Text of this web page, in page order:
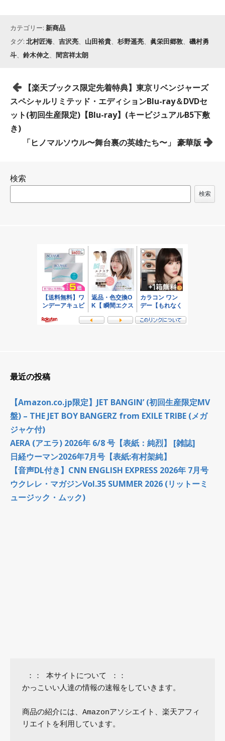
カテゴリー: 新商品
タグ: 北村匠海 吉沢亮 山田裕貴 杉野遥亮 眞栄田郷敦
磯村勇
斗
鈴木伸之 間宮祥太朗
投
稿
ナ
ビ
ョ
【楽天ブックス限定先着特典】東京リベンジャーズ
スペシャルリミテッド・エディションBlu-ray＆DVDセ
ット(初回生産限定)【Blu-ray】(キービジュアルB5下敷
き)
「ヒノマルソウル〜舞台裏の英雄たち〜」 豪華版
検索
検索
最近の投稿
【Amazon.co.jp限定】JET BANGIN’ (初回生産限定MV
盤) – THE JET BOY BANGERZ from EXILE TRIBE (メガ
ジャケ付)
AERA (アエラ) 2026年 6/8 号【表紙：純烈】 [雑誌]
日経ウーマン2026年7月号【表紙:有村架純】
【音声DL付き】CNN ENGLISH EXPRESS 2026年 7月号
ウクレレ・マガジンVol.35 SUMMER 2026 (リットーミ
ュージック・ムック)
かっこいい人達の情報の速報をしていきます。
商品の紹介には、Amazonアソシエイト、楽天アフィ
リエイトを利用しています。